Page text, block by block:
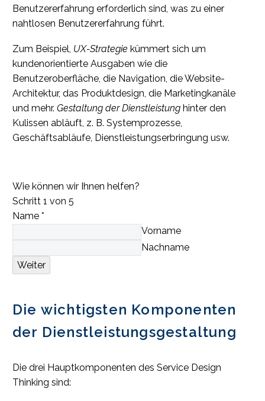
Benutzererfahrung erforderlich sind, was zu einer
nahtlosen Benutzererfahrung führt.
Zum Beispiel, UX-Strategie kümmert sich um
kundenorientierte Ausgaben wie die
Benutzeroberfläche, die Navigation, die Website-
Architektur, das Produktdesign, die Marketingkanäle
und mehr. Gestaltung der Dienstleistung hinter den
Kulissen abläuft, z. B. Systemprozesse,
Geschäftsabläufe, Dienstleistungserbringung usw.
Wie können wir Ihnen helfen?
Schritt 1 von 5
Name *
Vorname
Nachname
Weiter
Die wichtigsten Komponenten
der Dienstleistungsgestaltung
Die drei Hauptkomponenten des Service Design
Thinking sind: